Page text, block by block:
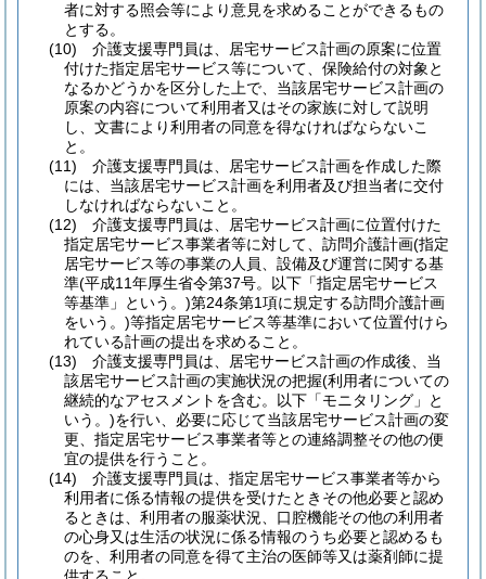
者に対する照会等により意見を求めることができるもの
とする。
(10)
介護支援専門員は、居宅サービス計画の原案に位置
付けた指定居宅サービス等について、保険給付の対象と
なるかどうかを区分した上で、当該居宅サービス計画の
原案の内容について利用者又はその家族に対して説明
し、文書により利用者の同意を得なければならないこ
と。
(11)
介護支援専門員は、居宅サービス計画を作成した際
には、当該居宅サービス計画を利用者及び担当者に交付
しなければならないこと。
(12)
介護支援専門員は、居宅サービス計画に位置付けた
指定居宅サービス事業者等に対して、訪問介護計画(指定
居宅サービス等の事業の人員、設備及び運営に関する基
準(平成11年厚生省令第37号。以下「指定居宅サービス
等基準」という。)第24条第1項に規定する訪問介護計画
をいう。)等指定居宅サービス等基準において位置付けら
れている計画の提出を求めること。
(13)
介護支援専門員は、居宅サービス計画の作成後、当
該居宅サービス計画の実施状況の把握(利用者についての
継続的なアセスメントを含む。以下「モニタリング」と
いう。)を行い、必要に応じて当該居宅サービス計画の変
更、指定居宅サービス事業者等との連絡調整その他の便
宜の提供を行うこと。
(14)
介護支援専門員は、指定居宅サービス事業者等から
利用者に係る情報の提供を受けたときその他必要と認め
るときは、利用者の服薬状況、口腔機能その他の利用者
の心身又は生活の状況に係る情報のうち必要と認めるも
のを、利用者の同意を得て主治の医師等又は薬剤師に提